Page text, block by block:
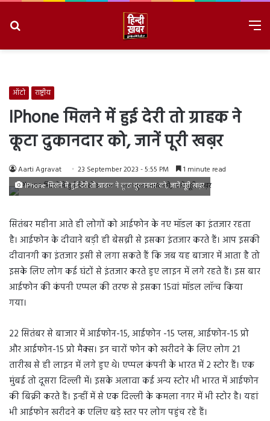
ऑटो राष्ट्रीय
IPhone मिलने में हुई देरी तो ग्राहक ने
कूटा दुकानदार को, जानें पूरी खब़र
Aarti Agravat 23 September 2023 - 5:55 PM 1 minute read
IPhone मिलने में हुई देरी तो ग्राहक ने कूटा दुकानदार को, जानें पूरी खब़र
सितंबर महीना आते ही लोगों को आईफोन के नए मॉडल का इंतजार रहता
है। आईफोन के दीवाने बड़ी ही बेसब्री से इसका इंतजार करते हैं। आप इसकी
दीवानगी का इंतजार इसी से लगा सकते हैं कि जब यह बाजार में आता है तो
इसके लिए लोग कई घंटों से इंतजार करते हुए लाइन में लगे रहते हैं। इस बार
आईफोन की कंपनी एप्पल की तरफ से इसका 15वां मॉडल लॉन्च किया
गया।
22 सितंबर से बाजार में आईफोन-15, आईफोन -15 प्लस, आईफोन-15 प्रो
और आईफोन-15 प्रो मैक्स। इन चारों फोन को खरीदने के लिए लोग 21
तारीख से ही लाइन में लगे हुए थे। एप्पल कंपनी के भारत में 2 स्टोर हैं। एक
मुंबई तो दूसरा दिल्ली में। इसके अलावा कई अन्य स्टोर भी भारत में आईफोन
की बिक्री करते हैं। इन्हीं में से एक दिल्ली के कमला नगर में भी स्टोर है। यहां
भी आईफोन खरीदने क एलिए बड़े स्तर पर लोग पहुंच रहे हैं।